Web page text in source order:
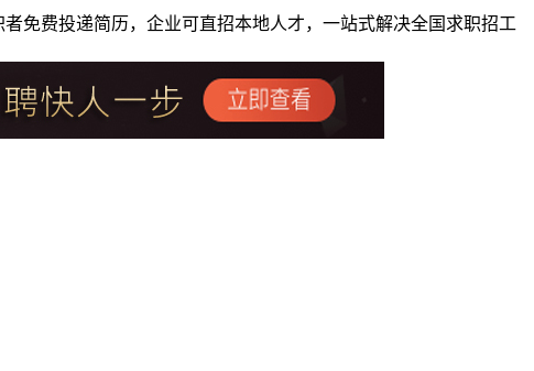
免费投递简历，企业可直招本地人才，一站式解决全国求职招工